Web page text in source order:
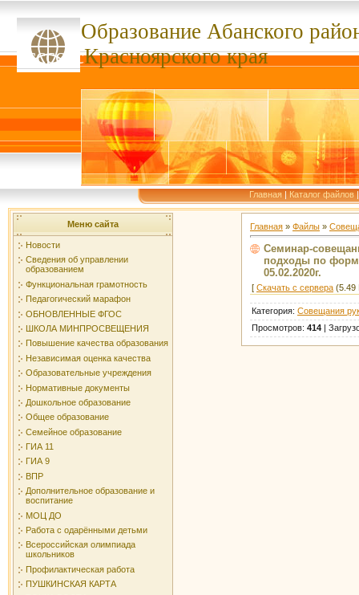
Образование Абанского
сссссссКрасноярского края
Главная | Каталог файлов
Меню сайта
Новости
Сведения об управлении
образованием
Функциональная грамотность
Педагогический марафон
ОБНОВЛЕННЫЕ ФГОС
ШКОЛА МИНПРОСВЕЩЕНИЯ
Повышение качества образования
Независимая оценка качества
Образовательные учреждения
Нормативные документы
Дошкольное образование
Общее образование
Семейное образование
ГИА 11
ГИА 9
ВПР
Дополнительное образование и
воспитание
МОЦ ДО
Работа с одарёнными детьми
Всероссийская олимпиада
школьников
Профилактическая работа
ПУШКИНСКАЯ КАРТА
Главная » Файлы »
Семинар-
подходы по
05.02.2020г.
[ Скачать с сервера (5.49
Категория: Совещания
Просмотров: 414 |